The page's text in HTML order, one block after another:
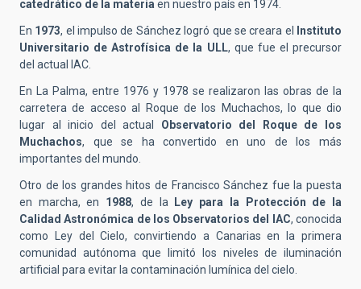
catedrático de la materiaen nuestro país en 1974.
En 1973, el impulso de Sánchez logró que se creara el
Instituto
Universitario de Astrofísica de la ULL, que fue el precursor
del actual IAC.
En La Palma, entre 1976 y 1978 se realizaron las obras de la
carretera de acceso al Roque de los Muchachos, lo que dio
lugar al inicio del actual Observatorio del Roque de los
Muchachos, que se ha convertido en uno de los más
importantes del mundo.
Otro de los grandes hitos de Francisco Sánchez fue la puesta
en marcha, en 1988, de la
Ley para la Protección de la
Calidad Astronómica de los Observatorios del IAC, conocida
como Ley del Cielo, convirtiendo a Canarias en la primera
comunidad autónoma que limitó los niveles de iluminación
artificial para evitar la contaminación lumínica del cielo.